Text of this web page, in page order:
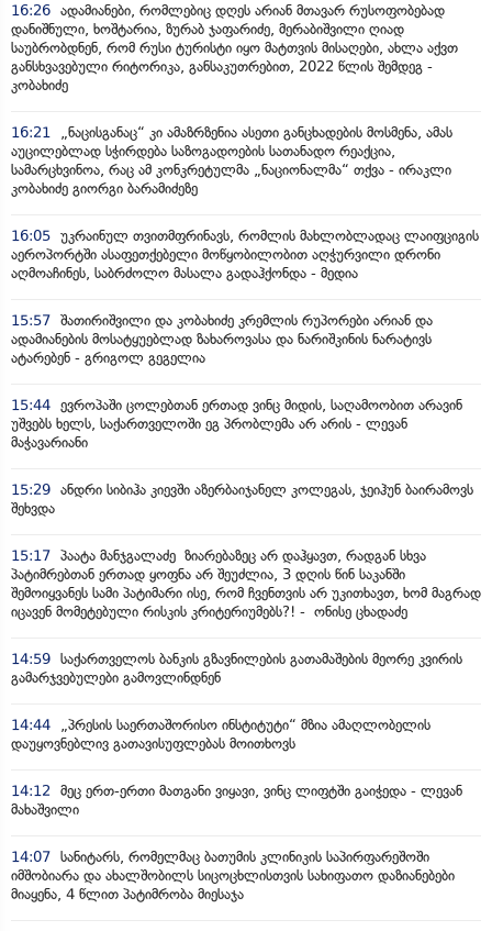
16:26 ადამიანები, რომლებიც დღეს არიან მთავარ რუსოფობებად
დანიშნული, ხოშტარია, ზურაბ ჯაფარიძე, მერაბიშვილი ღიად
საუბრობდნენ, რომ რუსი ტურისტი იყო მატთვის მისაღები, ახლა აქვთ
განსხვავებული რიტორიკა, განსაკუთრებით, 2022 წლის შემდეგ -
კობახიძე
16:21
„ნაცისგანაც“ კი ამაზრზენია ასეთი განცხადების მოსმენა, ამას
აუცილებლად სჭირდება საზოგადოების სათანადო რეაქცია,
სამარცხვინოა, რაც ამ კონკრეტულმა „ნაციონალმა“ თქვა - ირაკლი
კობახიძე გიორგი ბარამიძეზე
16:05 უკრაინულ თვითმფრინავს, რომლის მახლობლადაც ლაიფციგის
აეროპორტში ასაფეთქებელი მოწყობილობით აღჭურვილი დრონი
აღმოაჩინეს, საბრძოლო მასალა გადაჰქონდა - მედია
15:57 შათირიშვილი და კობახიძე კრემლის რუპორები არიან და
ადამიანების მოსატყუებლად ზახაროვასა და ნარიშკინის ნარატივს
ატარებენ - გრიგოლ გეგელია
15:44 ევროპაში ცოლებთან ერთად ვინც მიდის, საღამოობით არავინ
უშვებს ხელს, საქართველოში ეგ პრობლემა არ არის - ლევან
მაჭავარიანი
15:29 ანდრი სიბიჰა კიევში აზერბაიჯანელ კოლეგას, ჯეიჰუნ ბაირამოვს
შეხვდა
15:17 პაატა მანჯგალაძე ზიარებაზეც არ დაჰყავთ, რადგან სხვა
პატიმრებთან ერთად ყოფნა არ შეუძლია, 3 დღის წინ საკანში
შემოიყვანეს სამი პატიმარი ისე, რომ ჩვენთვის არ უკითხავთ, ხომ მაგრად
იცავენ მომეტებული რისკის კრიტერიუმებს?! - ონისე ცხადაძე
14:59 საქართველოს ბანკის გზავნილების გათამაშების მეორე კვირის
გამარჯვებულები გამოვლინდნენ
14:44
„პრესის საერთაშორისო ინსტიტუტი“ მზია ამაღლობელის
დაუყოვნებლივ გათავისუფლებას მოითხოვს
14:12
მეც ერთ-ერთი მათგანი ვიყავი, ვინც ლიფტში გაიჭედა - ლევან
მახაშვილი
14:07 სანიტარს, რომელმაც ბათუმის კლინიკის საპირფარეშოში
იმშობიარა და ახალშობილს სიცოცხლისთვის სახიფათო დაზიანებები
მიაყენა, 4 წლით პატიმრობა მიესაჯა